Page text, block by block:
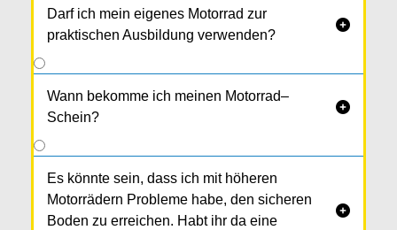
Darf ich mein eigenes Motorrad zur
praktischen Ausbildung verwenden?

Wann bekomme ich meinen Motorrad–
Schein?

Es könnte sein, dass ich mit höheren
Motorrädern Probleme habe, den sicheren
Boden zu erreichen. Habt ihr da eine
